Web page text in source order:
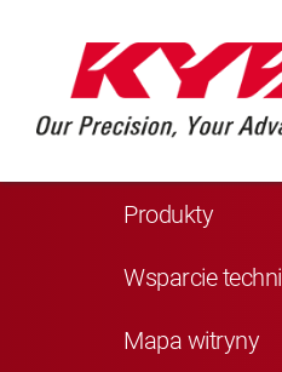
Nawigacja
Produkty
Wsparcie
Mapa witryny